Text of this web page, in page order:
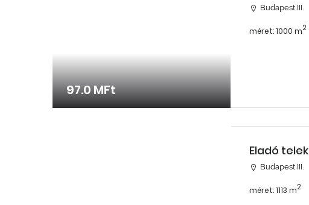
97.0 MFt
Budapest III.
méret: 1000 m2
Eladó telek
Budapest III.
méret: 1113 m2